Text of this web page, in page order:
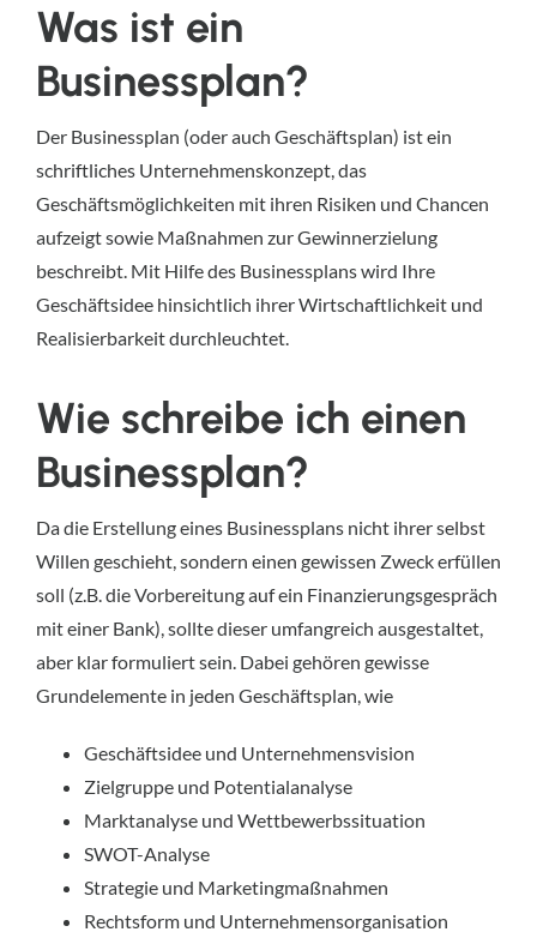
Was ist ein
Businessplan?
Der Businessplan (oder auch Geschäftsplan) ist ein
schriftliches Unternehmenskonzept, das
Geschäftsmöglichkeiten mit ihren Risiken und Chancen
aufzeigt sowie Maßnahmen zur Gewinnerzielung
beschreibt. Mit Hilfe des Businessplans wird Ihre
Geschäftsidee hinsichtlich ihrer Wirtschaftlichkeit und
Realisierbarkeit durchleuchtet.
Wie schreibe ich einen
Businessplan?
Da die Erstellung eines Businessplans nicht ihrer selbst
Willen geschieht, sondern einen gewissen Zweck erfüllen
soll (z.B. die Vorbereitung auf ein Finanzierungsgespräch
mit einer Bank), sollte dieser umfangreich ausgestaltet,
aber klar formuliert sein. Dabei gehören gewisse
Grundelemente in jeden Geschäftsplan, wie
Geschäftsidee und Unternehmensvision
Zielgruppe und Potentialanalyse
Marktanalyse und Wettbewerbssituation
SWOT-Analyse
Strategie und Marketingmaßnahmen
Rechtsform und Unternehmensorganisation